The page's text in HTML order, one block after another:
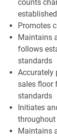
counts
Promotes
Maintains
follows
standards
Accurately
sales floor
standards
Initiates
Maintains